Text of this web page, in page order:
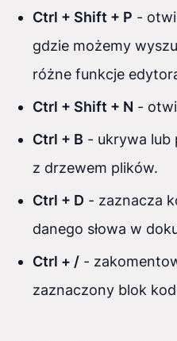
Ctrl + Shift + P -
gdzie możemy
różne funkcje
Ctrl + Shift + N -
Ctrl + B - ukrywa lub
z drzewem plików.
Ctrl + D - zaznacza
danego słowa w
Ctrl + / -
zaznaczony blok